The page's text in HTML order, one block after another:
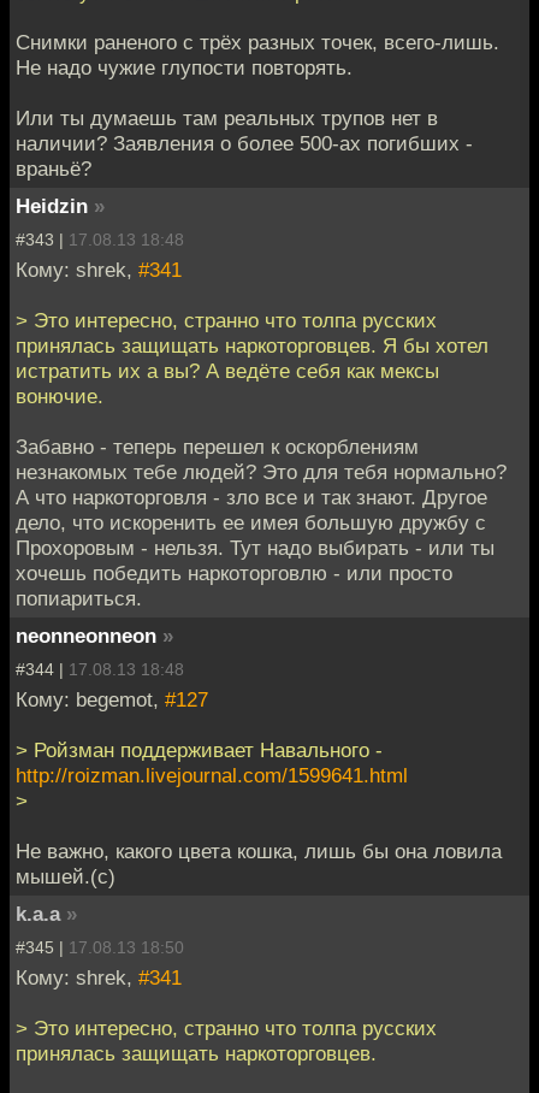
Снимки раненого с трёх разных точек, всего-лишь.
Не надо чужие глупости повторять.
Или ты думаешь там реальных трупов нет в
наличии? Заявления о более 500-ах погибших -
враньё?
Heidzin »
#343 | 17.08.13 18:48
Кому: shrek, #341
> Это интересно, странно что толпа русских
принялась защищать наркоторговцев. Я бы хотел
истратить их а вы? А ведёте себя как мексы
вонючие.
Забавно - теперь перешел к оскорблениям
незнакомых тебе людей? Это для тебя нормально?
А что наркоторговля - зло все и так знают. Другое
дело, что искоренить ее имея большую дружбу с
Прохоровым - нельзя. Тут надо выбирать - или ты
хочешь победить наркоторговлю - или просто
попиариться.
neonneonneon »
#344 | 17.08.13 18:48
Кому: begemot, #127
> Ройзман поддерживает Навального -
http://roizman.livejournal.com/1599641.html
>
Не важно, какого цвета кошка, лишь бы она ловила
мышей.(c)
k.a.a »
#345 | 17.08.13 18:50
Кому: shrek, #341
> Это интересно, странно что толпа русских
принялась защищать наркоторговцев.